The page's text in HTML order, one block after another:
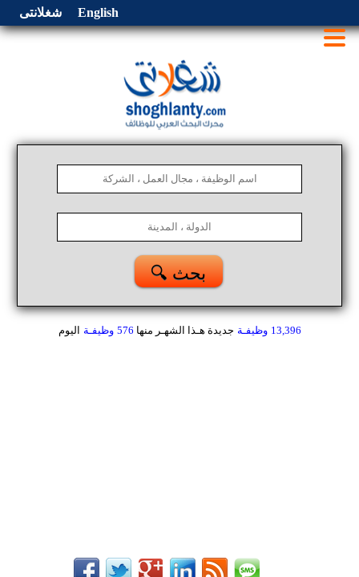
شغلانتى English
🔍 بحث
13,396 وظيفـة جديدة هـذا الشهـر منها 576 وظيفـة اليوم